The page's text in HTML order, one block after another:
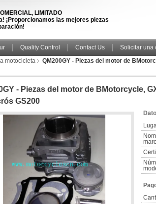
LIMITADO
¡Proporcionamos las mejores piezas
Quality Control Contact Us
Solicitar una
motocicleta
QM200GY - Piezas del motor de
- Piezas del motor de BMotorcycle,
GS200